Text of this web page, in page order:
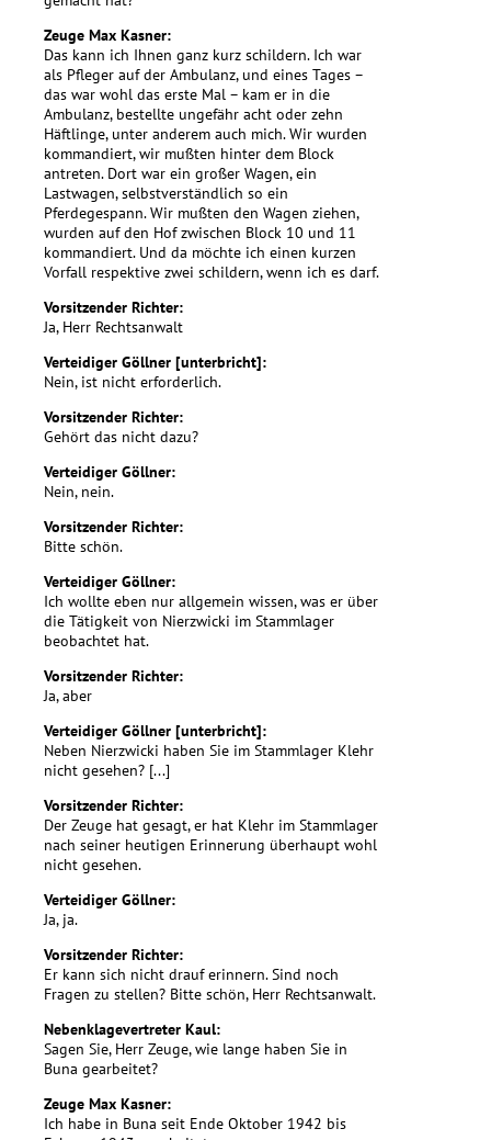
Zeuge Max Kasner:
Das kann ich Ihnen ganz kurz schildern. Ich war
als Pfleger auf der Ambulanz, und eines Tages –
das war wohl das erste Mal – kam er in die
Ambulanz, bestellte ungefähr acht oder zehn
Häftlinge, unter anderem auch mich. Wir wurden
kommandiert, wir mußten hinter dem Block
antreten. Dort war ein großer Wagen, ein
Lastwagen, selbstverständlich so ein
Pferdegespann. Wir mußten den Wagen ziehen,
wurden auf den Hof zwischen Block 10 und 11
kommandiert. Und da möchte ich einen kurzen
Vorfall respektive zwei schildern, wenn ich es darf.
Vorsitzender Richter:
Ja, Herr Rechtsanwalt
Verteidiger Göllner [unterbricht]:
Nein, ist nicht erforderlich.
Vorsitzender Richter:
Gehört das nicht dazu?
Verteidiger Göllner:
Nein, nein.
Vorsitzender Richter:
Bitte schön.
Verteidiger Göllner:
Ich wollte eben nur allgemein wissen, was er über
die Tätigkeit von Nierzwicki im Stammlager
beobachtet hat.
Vorsitzender Richter:
Ja, aber
Verteidiger Göllner [unterbricht]:
Neben Nierzwicki haben Sie im Stammlager Klehr
nicht gesehen? [...]
Vorsitzender Richter:
Der Zeuge hat gesagt, er hat Klehr im Stammlager
nach seiner heutigen Erinnerung überhaupt wohl
nicht gesehen.
Verteidiger Göllner:
Ja, ja.
Vorsitzender Richter:
Er kann sich nicht drauf erinnern. Sind noch
Fragen zu stellen? Bitte schön, Herr Rechtsanwalt.
Nebenklagevertreter Kaul:
Sagen Sie, Herr Zeuge, wie lange haben Sie in
Buna gearbeitet?
Zeuge Max Kasner:
Ich habe in Buna seit Ende Oktober 1942 bis